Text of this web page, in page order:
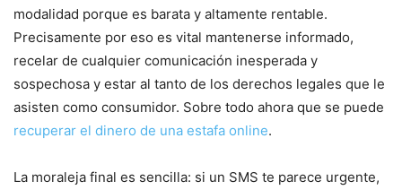
modalidad porque es barata y altamente rentable.
Precisamente por eso es vital mantenerse informado,
recelar de cualquier comunicación inesperada y
sospechosa y estar al tanto de los derechos legales que le
asisten como consumidor. Sobre todo ahora que se puede
recuperar el dinero de una estafa online.
La moraleja final es sencilla: si un SMS te parece urgente,